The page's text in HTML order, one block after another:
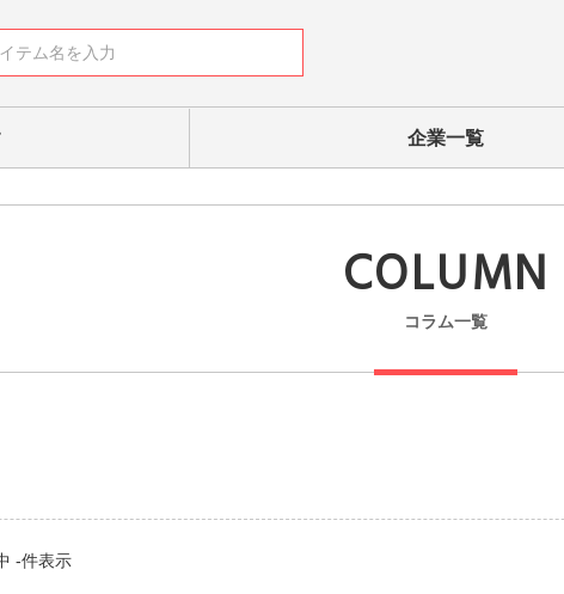
企業一覧
COLUMN
コラム一覧
-件表示